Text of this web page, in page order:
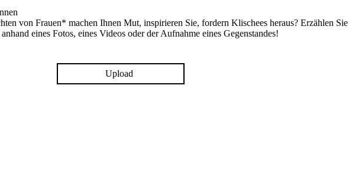
von Frauen* machen Ihnen Mut, inspirieren Sie, fordern Klischees heraus? Erzählen
eines Fotos, eines Videos oder der Aufnahme eines Gegenstandes!
Upload